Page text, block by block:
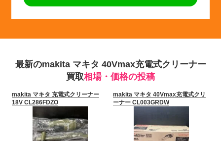
最新のmakita マキタ 40Vmax充電式クリーナー
買取相場・価格の投稿
makita マキタ 充電式クリーナー
18V CL286FDZO
makita マキタ 40Vmax充電式クリ
ーナー CL003GRDW